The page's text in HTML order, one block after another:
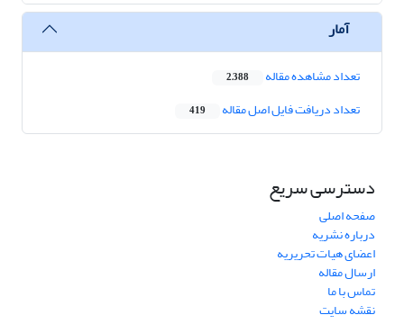
آمار
تعداد مشاهده مقاله 2,388
تعداد دریافت فایل اصل مقاله 419
دسترسی سریع
صفحه اصلی
درباره نشریه
اعضای هیات تحریریه
ارسال مقاله
تماس با ما
نقشه سایت